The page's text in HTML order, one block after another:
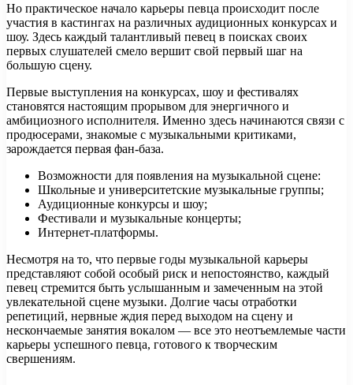
Но практическое начало карьеры певца происходит после
участия в кастингах на различных аудиционных конкурсах и
шоу. Здесь каждый талантливый певец в поисках своих
первых слушателей смело вершит свой первый шаг на
большую сцену.
Первые выступления на конкурсах, шоу и фестивалях
становятся настоящим прорывом для энергичного и
амбициозного исполнителя. Именно здесь начинаются связи с
продюсерами, знакомые с музыкальными критиками,
зарождается первая фан-база.
Возможности для появления на музыкальной сцене:
Школьные и университетские музыкальные группы;
Аудиционные конкурсы и шоу;
Фестивали и музыкальные концерты;
Интернет-платформы.
Несмотря на то, что первые годы музыкальной карьеры
представляют собой особый риск и непостоянство, каждый
певец стремится быть услышанным и замеченным на этой
увлекательной сцене музыки. Долгие часы отработки
репетиций, нервные ждия перед выходом на сцену и
нескончаемые занятия вокалом — все это неотъемлемые части
карьеры успешного певца, готового к творческим
свершениям.